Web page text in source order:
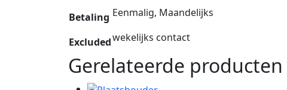
Betaling Eenmalig, Maandelijks
Excludedwekelijks contact
Gerelateerde producten